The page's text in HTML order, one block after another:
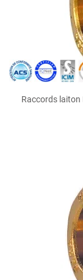
Raccords laiton